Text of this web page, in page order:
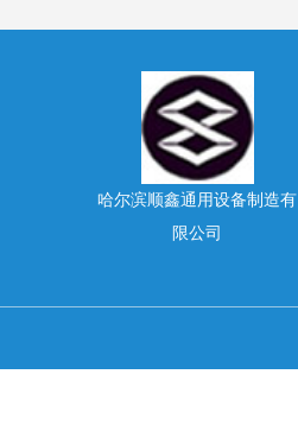
哈尔滨顺鑫通用设备制造有
限公司